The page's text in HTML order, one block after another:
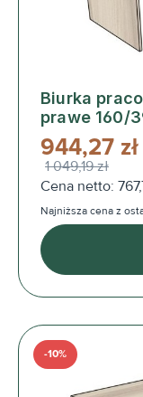
Biurka
prawe 160/
944,27 zł
1 049,19 zł
Cena netto:
Najniższa cena z
-10%